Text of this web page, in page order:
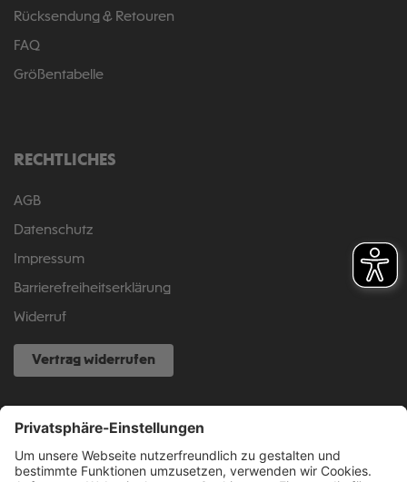
Rücksendung & Retouren
FAQ
Größentabelle
RECHTLICHES
AGB
Datenschutz
Impressum
Barrierefreiheitserklärung
Widerruf
Vertrag widerrufen
NOCH FRAGEN?